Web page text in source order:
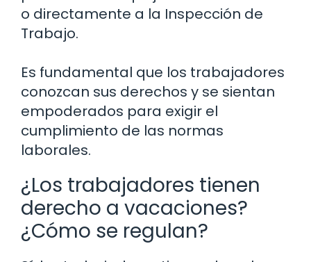
o directamente a la Inspección de
Trabajo.
Es fundamental que los trabajadores
conozcan sus derechos y se sientan
empoderados para exigir el
cumplimiento de las normas
laborales.
¿Los trabajadores tienen
derecho a vacaciones?
¿Cómo se regulan?